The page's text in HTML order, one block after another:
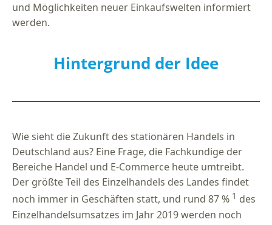
und Möglichkeiten neuer Einkaufswelten informiert
werden.
Hintergrund der Idee
Wie sieht die Zukunft des stationären Handels in
Deutschland aus? Eine Frage, die Fachkundige der
Bereiche Handel und E-Commerce heute umtreibt.
Der größte Teil des Einzelhandels des Landes findet
noch immer in Geschäften statt, und rund 87 % 1 des
Einzelhandelsumsatzes im Jahr 2019 werden noch